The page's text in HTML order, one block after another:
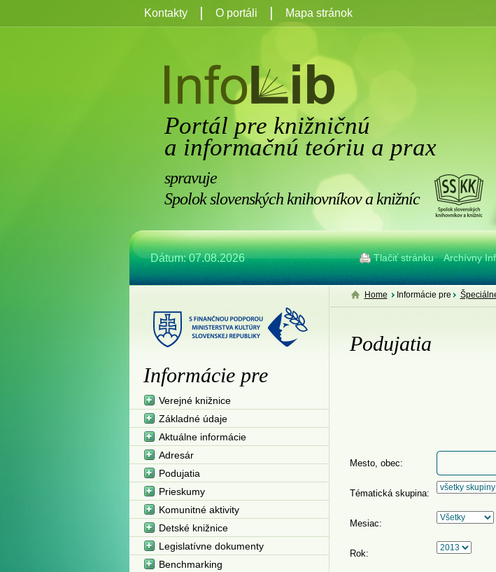
Portál pre knižničnú
a informačnú teóriu a prax
spravuje
Spolok slovenských knihovníkov a knižníc
Dátum: 07.08.2026 Tlačiť stránku Archívny
Kontakty O portáli Mapa stránok
Home Informácie pre
Podujatia
Mesto, obec:
Tématická skupina:
Mesiac:
Rok:
Informácie pre
Verejné knižnice
Základné údaje
Aktuálne informácie
Adresár
Podujatia
Prieskumy
Komunitné aktivity
Detské knižnice
Legislatívne dokumenty
Benchmarking